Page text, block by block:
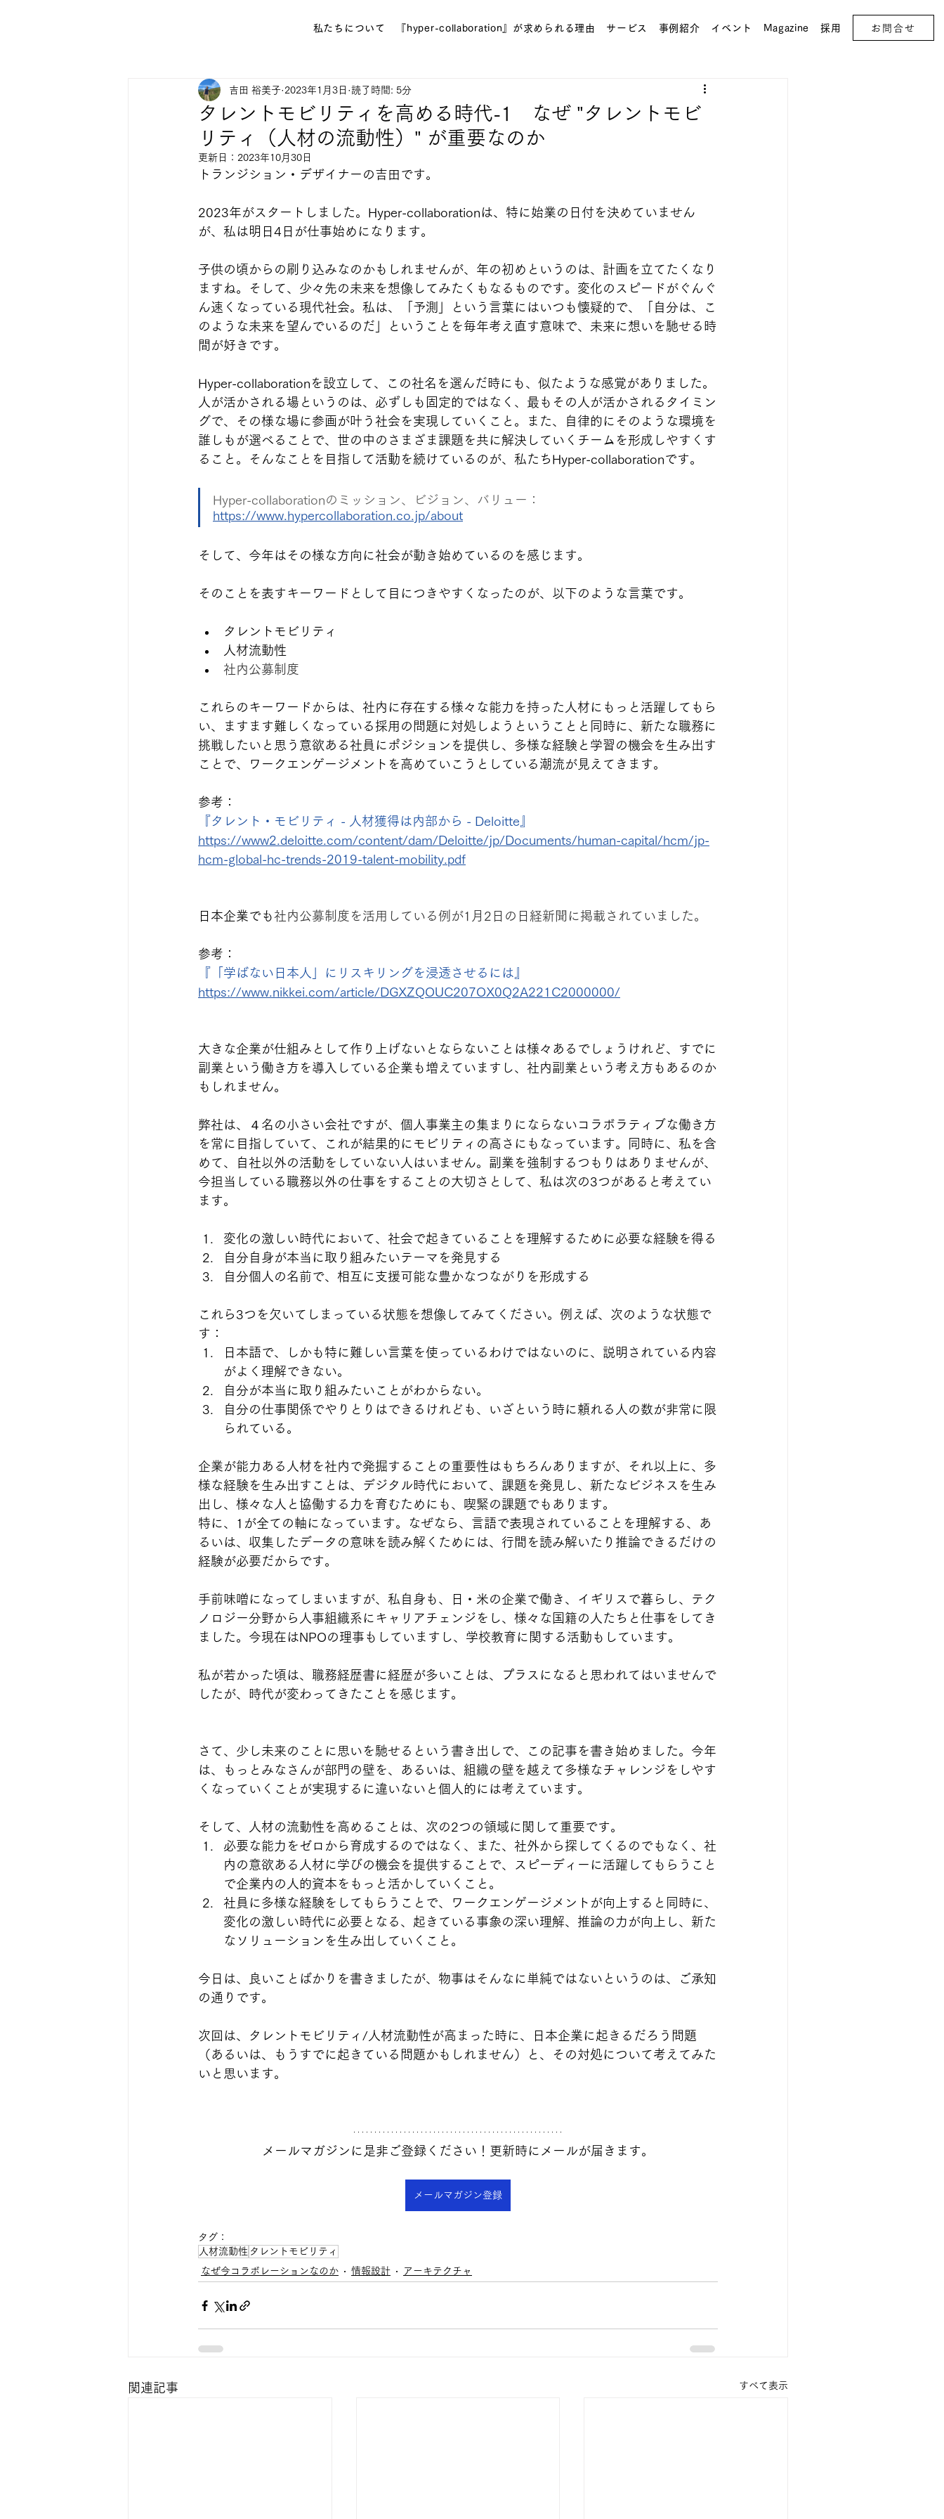
私たちについて 『hyper-collaboration』が求められる理由 サービス 事例紹介 イベント Magazine 採用 お問合せ
タレントモビリティを高める時代-1 なぜ "タレントモビ
リティ（人材の流動性）" が重要なのか
吉田 裕美子 2023年1月3日 読了時間: 5分
更新日： 2023年10月30日
トランジション・デザイナーの吉田です。
2023年がスタートしました。Hyper-collaborationは、特に始業の日付を決めていません
が、私は明日4日が仕事始めになります。
子供の頃からの刷り込みなのかもしれませんが、年の初めというのは、計画を立てたくなり
ますね。そして、少々先の未来を想像してみたくもなるものです。変化のスピードがぐんぐ
ん速くなっている現代社会。私は、「予測」という言葉にはいつも懐疑的で、「自分は、こ
のような未来を望んでいるのだ」ということを毎年考え直す意味で、未来に想いを馳せる時
間が好きです。
Hyper-collaborationを設立して、この社名を選んだ時にも、似たような感覚がありました。
人が活かされる場というのは、必ずしも固定的ではなく、最もその人が活かされるタイミン
グで、その様な場に参画が叶う社会を実現していくこと。また、自律的にそのような環境を
誰しもが選べることで、世の中のさまざま課題を共に解決していくチームを形成しやすくす
ること。そんなことを目指して活動を続けているのが、私たちHyper-collaborationです。
Hyper-collaborationのミッション、ビジョン、バリュー：
https://www.hypercollaboration.co.jp/about
そして、今年はその様な方向に社会が動き始めているのを感じます。
そのことを表すキーワードとして目につきやすくなったのが、以下のような言葉です。
タレントモビリティ
人材流動性
社内公募制度
これらのキーワードからは、社内に存在する様々な能力を持った人材にもっと活躍してもら
い、ますます難しくなっている採用の問題に対処しようということと同時に、新たな職務に
挑戦したいと思う意欲ある社員にポジションを提供し、多様な経験と学習の機会を生み出す
ことで、ワークエンゲージメントを高めていこうとしている潮流が見えてきます。
参考：
『タレント・モビリティ - 人材獲得は内部から - Deloitte』
https://www2.deloitte.com/content/dam/Deloitte/jp/Documents/human-capital/hcm/jp-
hcm-global-hc-trends-2019-talent-mobility.pdf
日本企業でも社内公募制度を活用している例が1月2日の日経新聞に掲載されていました。
参考：
『「学ばない日本人」にリスキリングを浸透させるには』
https://www.nikkei.com/article/DGXZQOUC207OX0Q2A221C2000000/
大きな企業が仕組みとして作り上げないとならないことは様々あるでしょうけれど、すでに
副業という働き方を導入している企業も増えていますし、社内副業という考え方もあるのか
もしれません。
弊社は、４名の小さい会社ですが、個人事業主の集まりにならないコラボラティブな働き方
を常に目指していて、これが結果的にモビリティの高さにもなっています。同時に、私を含
めて、自社以外の活動をしていない人はいません。副業を強制するつもりはありませんが、
今担当している職務以外の仕事をすることの大切さとして、私は次の3つがあると考えてい
ます。
変化の激しい時代において、社会で起きていることを理解するために必要な経験を得る
自分自身が本当に取り組みたいテーマを発見する
自分個人の名前で、相互に支援可能な豊かなつながりを形成する
これら3つを欠いてしまっている状態を想像してみてください。例えば、次のような状態で
す：
日本語で、しかも特に難しい言葉を使っているわけではないのに、説明されている内容
がよく理解できない。
自分が本当に取り組みたいことがわからない。
自分の仕事関係でやりとりはできるけれども、いざという時に頼れる人の数が非常に限
られている。
企業が能力ある人材を社内で発掘することの重要性はもちろんありますが、それ以上に、多
様な経験を生み出すことは、デジタル時代において、課題を発見し、新たなビジネスを生み
出し、様々な人と協働する力を育むためにも、喫緊の課題でもあります。
特に、1が全ての軸になっています。なぜなら、言語で表現されていることを理解する、あ
るいは、収集したデータの意味を読み解くためには、行間を読み解いたり推論できるだけの
経験が必要だからです。
手前味噌になってしまいますが、私自身も、日・米の企業で働き、イギリスで暮らし、テク
ノロジー分野から人事組織系にキャリアチェンジをし、様々な国籍の人たちと仕事をしてき
ました。今現在はNPOの理事もしていますし、学校教育に関する活動もしています。
私が若かった頃は、職務経歴書に経歴が多いことは、プラスになると思われてはいませんで
したが、時代が変わってきたことを感じます。
さて、少し未来のことに思いを馳せるという書き出しで、この記事を書き始めました。今年
は、もっとみなさんが部門の壁を、あるいは、組織の壁を越えて多様なチャレンジをしやす
くなっていくことが実現するに違いないと個人的には考えています。
そして、人材の流動性を高めることは、次の2つの領域に関して重要です。
必要な能力をゼロから育成するのではなく、また、社外から探してくるのでもなく、社
内の意欲ある人材に学びの機会を提供することで、スピーディーに活躍してもらうこと
で企業内の人的資本をもっと活かしていくこと。
社員に多様な経験をしてもらうことで、ワークエンゲージメントが向上すると同時に、
変化の激しい時代に必要となる、起きている事象の深い理解、推論の力が向上し、新た
なソリューションを生み出していくこと。
今日は、良いことばかりを書きましたが、物事はそんなに単純ではないというのは、ご承知
の通りです。
次回は、タレントモビリティ/人材流動性が高まった時に、日本企業に起きるだろう問題
（あるいは、もうすでに起きている問題かもしれません）と、その対処について考えてみた
いと思います。
メールマガジンに是非ご登録ください！更新時にメールが届きます。
メールマガジン登録
タグ：
人材流動性 タレントモビリティ
なぜ今コラボレーションなのか
情報設計 アーキテクチャ
関連記事 すべて表示